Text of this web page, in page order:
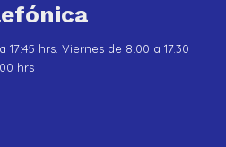
hrs. Viernes de 8.00 a 17.30
hrs